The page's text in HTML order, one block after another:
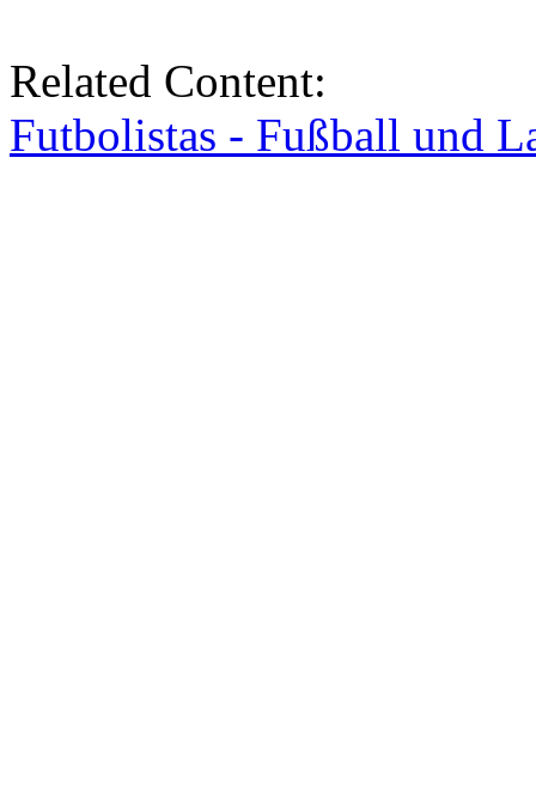
Related Content:
Futbolistas - Fußball und